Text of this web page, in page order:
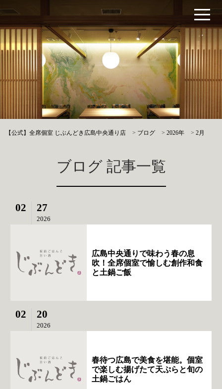
【公式】全席個室 じぶんどき広島中央通り店 > ブログ >2026年 >2月
ブログ 記事一覧
02 27
2026
広島中央通りで味わう春の息
吹！全席個室で愉しむ創作和食
と土鍋ご飯
02 20
2026
春待つ広島で美食を堪能。個室
で楽しむ揚げたて天ぷらと旬の
土鍋ごはん